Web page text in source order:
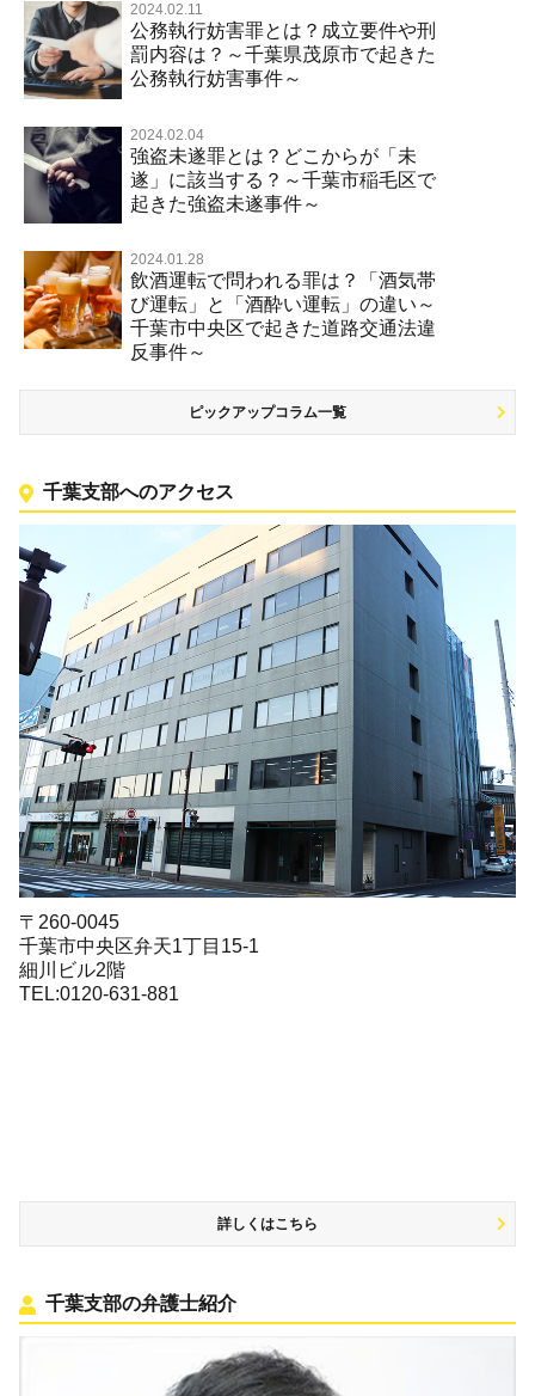
2024.02.11
公務執行妨害罪とは？成立要件や刑
罰内容は？～千葉県茂原市で起きた
公務執行妨害事件～
2024.02.04
強盗未遂罪とは？どこからが「未
遂」に該当する？～千葉市稲毛区で
起きた強盗未遂事件～
2024.01.28
飲酒運転で問われる罪は？「酒気帯
び運転」と「酒酔い運転」の違い～
千葉市中央区で起きた道路交通法違
反事件～
ピックアップコラム一覧
千葉支部へのアクセス
〒260-0045
千葉市中央区弁天1丁目15-1
細川ビル2階
TEL:0120-631-881
詳しくはこちら
千葉支部の弁護士紹介